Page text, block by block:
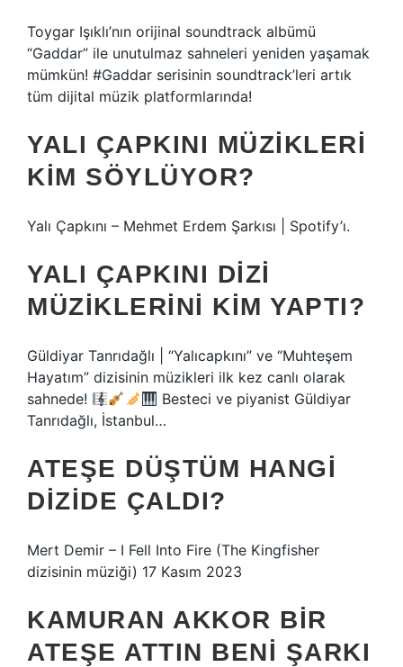
Toygar Işıklı’nın orijinal soundtrack albümü
“Gaddar” ile unutulmaz sahneleri yeniden yaşamak
mümkün! #Gaddar serisinin soundtrack’leri artık
tüm dijital müzik platformlarında!
YALI ÇAPKINI MÜZIKLERI
KIM SÖYLÜYOR?
Yalı Çapkını – Mehmet Erdem Şarkısı | Spotify’ı.
YALI ÇAPKINI DIZI
MÜZIKLERINI KIM YAPTI?
Güldiyar Tanrıdağlı | “Yalıcapkını” ve “Muhteşem
Hayatım” dizisinin müzikleri ilk kez canlı olarak
sahnede!
Besteci ve piyanist Güldiyar
Tanrıdağlı, İstanbul…
ATEŞE DÜŞTÜM HANGI
DIZIDE ÇALDI?
Mert Demir – I Fell Into Fire (The Kingfisher
dizisinin müziği) 17 Kasım 2023
KAMURAN AKKOR BIR
ATEŞE ATTIN BENI ŞARKI